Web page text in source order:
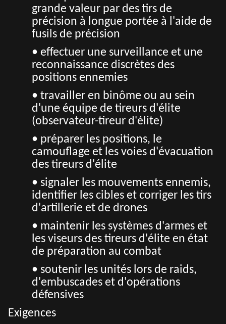
grande valeur par des tirs de
précision à longue portée à l'aide de
fusils de précision
• effectuer une surveillance et une
reconnaissance discrètes des
positions ennemies
• travailler en binôme ou au sein
d'une équipe de tireurs d'élite
(observateur-tireur d'élite)
• préparer les positions, le
camouflage et les voies d'évacuation
des tireurs d'élite
• signaler les mouvements ennemis,
identifier les cibles et corriger les tirs
d'artillerie et de drones
• maintenir les systèmes d'armes et
les viseurs des tireurs d'élite en état
de préparation au combat
• soutenir les unités lors de raids,
d'embuscades et d'opérations
défensives
Exigences